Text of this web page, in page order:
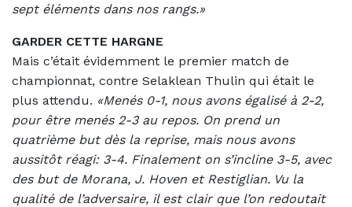
sept éléments dans nos rangs.»
GARDER CETTE HARGNE
Mais c’était évidemment le premier match de
championnat, contre Selaklean Thulin qui était le
plus attendu. «Menés 0-1, nous avons égalisé à 2-2,
pour être menés 2-3 au repos. On prend un
quatrième but dès la reprise, mais nous avons
aussitôt réagi: 3-4. Finalement on s’incline 3-5, avec
des but de Morana, J. Hoven et Restiglian. Vu la
qualité de l’adversaire, il est clair que l’on redoutait